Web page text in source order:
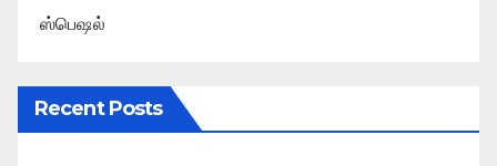
ஸ்பெஷல்
Recent Posts